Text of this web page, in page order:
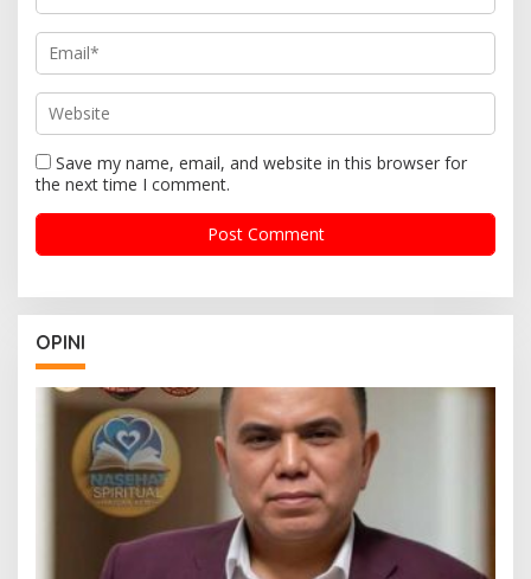
Save my name, email, and website in this browser for
the next time I comment.
OPINI